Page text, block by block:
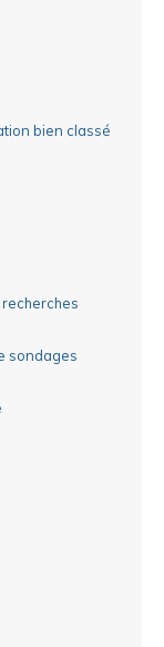
bien classé
sondages